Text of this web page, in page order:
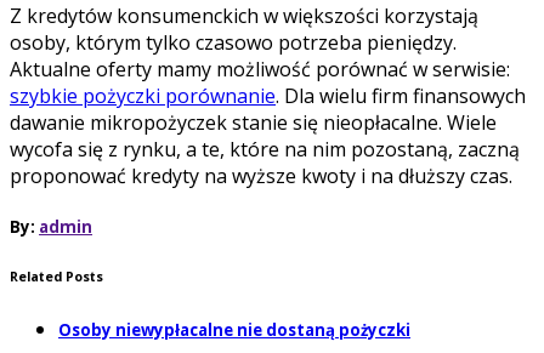
Z kredytów konsumenckich w większości korzystają
osoby, którym tylko czasowo potrzeba pieniędzy.
Aktualne oferty mamy możliwość porównać w serwisie:
szybkie pożyczki porównanie. Dla wielu firm finansowych
dawanie mikropożyczek stanie się nieopłacalne. Wiele
wycofa się z rynku, a te, które na nim pozostaną, zaczną
proponować kredyty na wyższe kwoty i na dłuższy czas.
By: admin
Related Posts
Osoby niewypłacalne nie dostaną pożyczki